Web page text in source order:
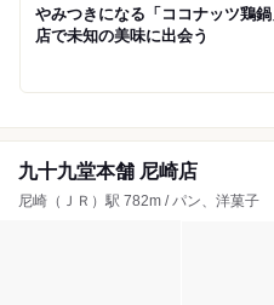
やみつきになる「ココナッツ鶏
店で未知の美味に出会う
九十九堂本舗 尼崎店
尼崎（ＪＲ）駅 782m / パン、洋菓子